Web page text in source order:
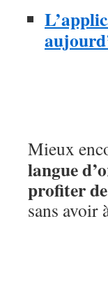
Mieux
langue
profiter
sans avoir